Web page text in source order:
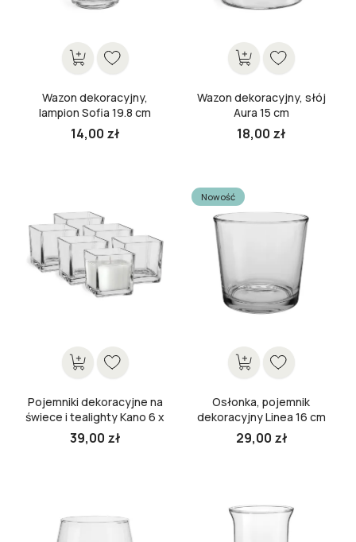
Wazon dekoracyjny,
lampion Sofia 19.8 cm
14,00 zł
Wazon dekoracyjny, słój
Aura 15 cm
18,00 zł
Pojemniki dekoracyjne na
świece i tealighty Kano 6 x
8 cm
39,00 zł
Nowość
Osłonka, pojemnik
dekoracyjny Linea 16 cm
29,00 zł